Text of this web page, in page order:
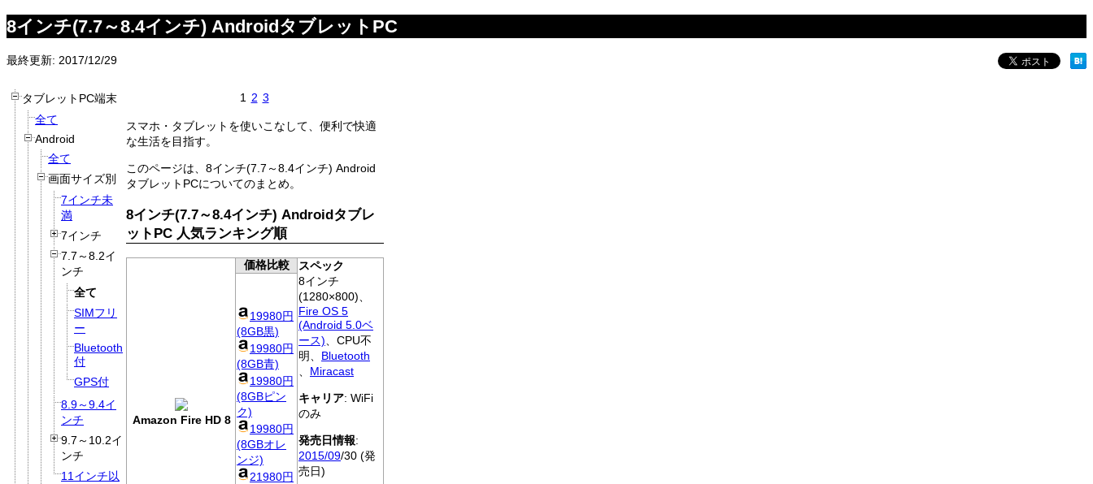
8インチ(7.7～8.4インチ) AndroidタブレットPC
最終更新: 2017/12/29
タブレットPC端末
全て
Android
全て
画面サイズ別
7インチ未
満
7インチ
7.7～8.2イ
ンチ
全て
SIMフリ
ー
Bluetooth
付
GPS付
8.9～9.4イ
ンチ
9.7～10.2イ
ンチ
11インチ以
1 2 3
スマホ・タブレットを使いこなして、便利で快適
な生活を目指す。
このページは、8インチ(7.7～8.4インチ) Android
タブレットPCについてのまとめ。
8インチ(7.7～8.4インチ) Androidタブレ
ットPC 人気ランキング順
Amazon Fire HD 8
価格比較
スペック
8インチ
(1280×800)、
Fire OS 5
(Android 5.0ベ
ース) 、CPU不
明、 Bluetooth
Miracast
キャリア: WiFi
のみ
発売日情報:
2015/09/30 (発
売日)
19980円
(8GB黒)
19980円
(8GB青)
19980円
(8GBピン
ク)
19980円
(8GBオレ
ンジ)
21980円